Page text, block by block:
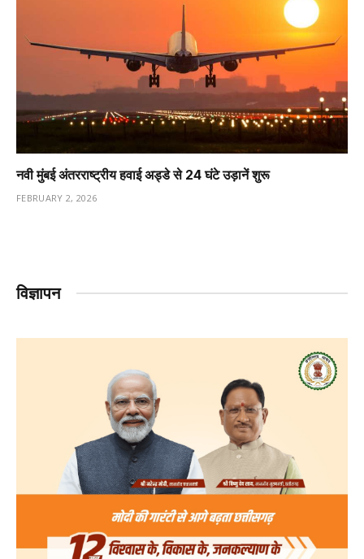
नवी मुंबई अंतरराष्ट्रीय हवाई अड्डे से 24 घंटे उड़ानें शुरू
FEBRUARY 2, 2026
विज्ञापन